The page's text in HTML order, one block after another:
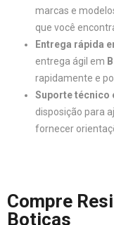
marcas e
que você
Entrega rápida
entrega ágil em
rapidamente e
Suporte técnico
disposição para
fornecer
Compre
Boticas